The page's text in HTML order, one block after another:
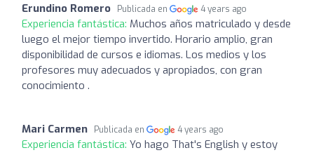
Erundino Romero Publicada en 4 years ago
Experiencia fantástica: Muchos años matriculado y desde
luego el mejor tiempo invertido. Horario amplio, gran
disponibilidad de cursos e idiomas. Los medios y los
profesores muy adecuados y apropiados, con gran
conocimiento .
Mari Carmen Publicada en 4 years ago
Experiencia fantástica: Yo hago That's English y estoy